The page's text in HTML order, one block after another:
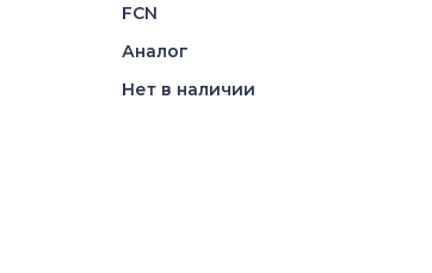
FCN
Аналог
Нет в наличии